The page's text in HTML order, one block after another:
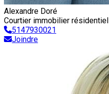
Alexandre Doré
Courtier immobilier résidentiel
5147930021
Joindre